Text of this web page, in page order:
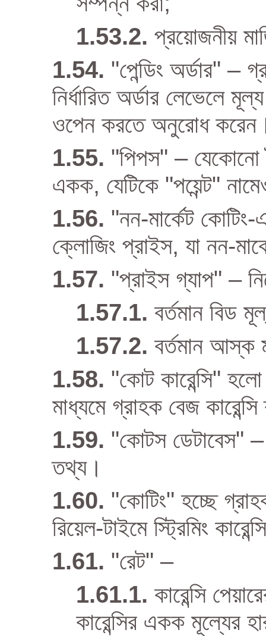
প্রয়োজনীয়
"পেন্ডিং অর্ডার" –
নির্ধারিত অর্ডার লেভেলে
ওপেন করতে অনুরোধ
"পিপস" – যেকোনো
একক, যেটিকে "পয়েন্ট"
"নন-মার্কেট
ক্লোজিং প্রাইস, যা নন-
"প্রাইস গ্যাপ" –
বর্তমান বিড
বর্তমান আস্ক
"কোট কারেন্সি" হলো
মাধ্যমে গ্রাহক বেজ
"কোটস ডেটাবেস" –
তথ্য।
"কোটিং" হচ্ছে
রিয়েল-টাইমে স্ট্রিমিং
"রেট" –
কারেন্সি
কারেন্সির একক মূল্যের